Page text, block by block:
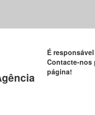
É
Contacte-nos
página!